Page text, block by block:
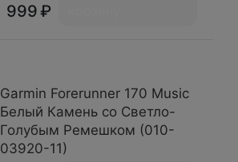
999
Garmin Forerunner 170 Music
Белый Камень со Светло-
Голубым Ремешком (010-
03920-11)